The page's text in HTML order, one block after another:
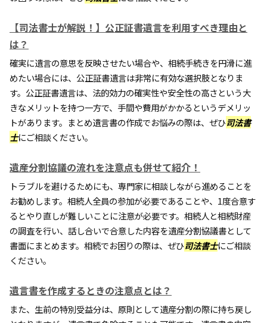
【司法書士が解説！】公正証書遺言を利用すべき理由と
は？
確実に遺言の意思を反映させたい場合や、相続手続きを円滑に進
めたい場合には、公正証書遺言は非常に有効な選択肢となりま
す。公正証書遺言は、法的効力の確実性や安全性の高さという大
きなメリットを持つ一方で、手間や費用がかかるというデメリッ
トがあります。まとめ遺言書の作成でお悩みの際は、ぜひ司法書
士にご相談ください。
遺産分割協議の流れを注意点も併せて紹介！
トラブルを避けるためにも、専門家に相談しながら進めることを
お勧めします。相続人全員の参加が必要であることや、1度合意す
るとやり直しが難しいことに注意が必要です。相続人と相続財産
の調査を行い、話し合いで合意した内容を遺産分割協議書として
書面にまとめます。相続でお困りの際は、ぜひ司法書士にご相談
ください。
遺言書を作成するときの注意点とは？
また、生前の特別受益分は、原則として遺産分割の際に持ち戻し